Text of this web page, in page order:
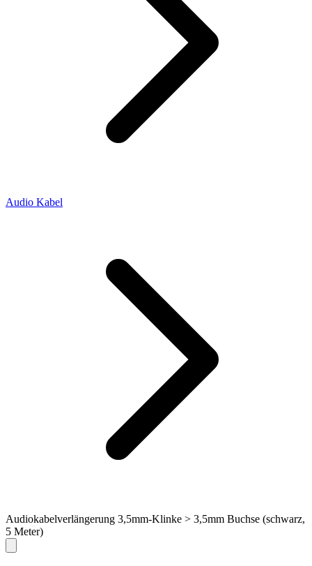
Audio Kabel
Audiokabelverlängerung 3,5mm-Klinke > 3,5mm Buchse (schwarz,
5 Meter)